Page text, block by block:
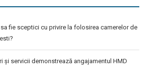
fie sceptici cu privire la folosirea camerelor de
și servicii demonstrează angajamentul HMD